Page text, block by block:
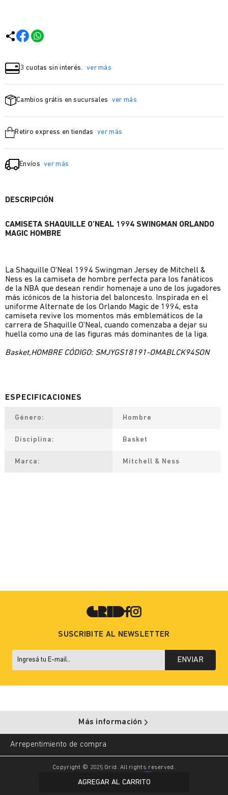
AGREGAR AL CARRITO
3 cuotas sin interés. ver más
Cambios grátis en sucursales ver más
Retiro express en tiendas ver más
Envíos ver más
DESCRIPCIÓN
CAMISETA SHAQUILLE O'NEAL 1994 SWINGMAN ORLANDO
MAGIC HOMBRE
La Shaquille O'Neal 1994 Swingman Jersey de Mitchell &
Ness es la camiseta de hombre perfecta para los fanáticos
de la NBA que desean rendir homenaje a uno de los jugadores
más icónicos de la historia del baloncesto. Inspirada en el
uniforme Alternate de los Orlando Magic de 1994, esta
camiseta revive los momentos más emblemáticos de la
carrera de Shaquille O'Neal, cuando comenzaba a dejar su
huella como una de las figuras más dominantes de la liga.
Basket,HOMBRE CÓDIGO: SMJYGS18191-OMABLCK94SON
Género Hombre
Disciplina Basket
Marca Mitchell & Ness
SUSCRIBITE AL NEWSLETTER
ENVIAR
Más información
Arrepentimiento de compra
Copyright © 2025 Grid. All rights reserved.